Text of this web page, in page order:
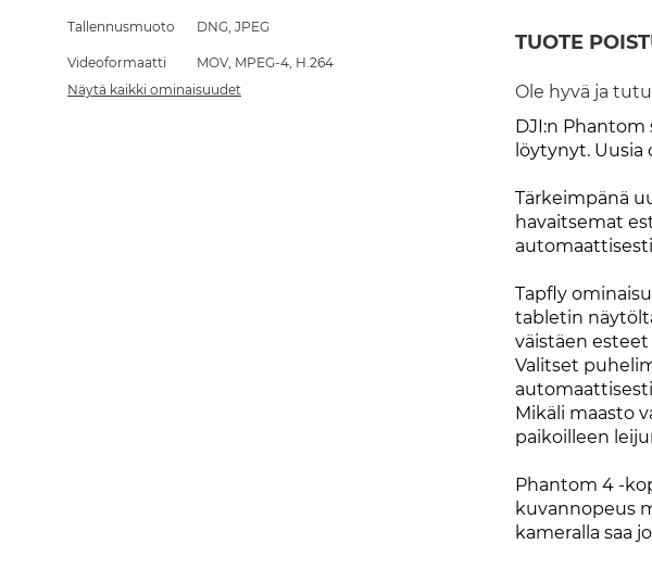
TUOTE
Ole hyvä ja
DJI:n Phantom
löytynyt. Uusia
Tärkeimpänä
havaitsemat
Tapfly
tabletin
väistäen
Valitset
Mikäli maasto
paikoilleen
Phantom 4 -
kuvannopeus
kameralla saa
Tallennusmuoto DNG, JPEG
Videoformaatti
MOV, MPEG-4, H.264
Näytä kaikki ominaisuudet